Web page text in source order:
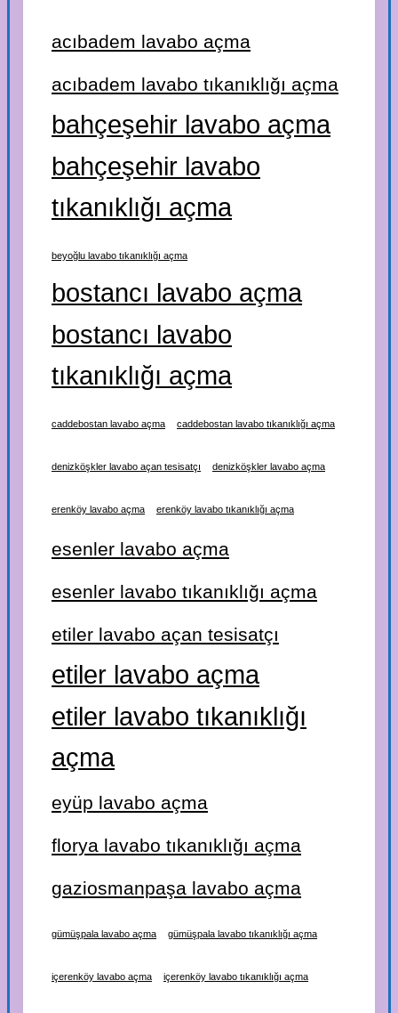
acıbadem lavabo açma
acıbadem lavabo tıkanıklığı açma
bahçeşehir lavabo açma
bahçeşehir lavabo
tıkanıklığı açma
beyoğlu lavabo tıkanıklığı açma
bostancı lavabo açma
bostancı lavabo
tıkanıklığı açma
caddebostan lavabo açma caddebostan lavabo tıkanıklığı açma
denizköşkler lavabo açan tesisatçı denizköşkler lavabo açma
erenköy lavabo açma erenköy lavabo tıkanıklığı açma
esenler lavabo açma
esenler lavabo tıkanıklığı açma
etiler lavabo açan tesisatçı
etiler lavabo açma
etiler lavabo tıkanıklığı
açma
eyüp lavabo açma
florya lavabo tıkanıklığı açma
gaziosmanpaşa lavabo açma
gümüşpala lavabo açma gümüşpala lavabo tıkanıklığı açma
içerenköy lavabo açma içerenköy lavabo tıkanıklığı açma